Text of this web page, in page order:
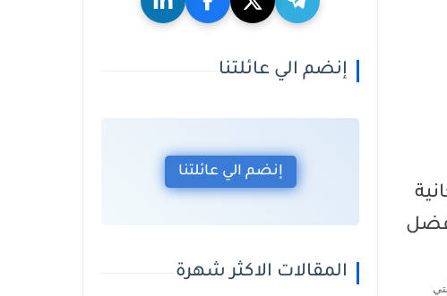
أفضل
في 2026 ،هي التي
إنضم الي عائلتنا
إنضم الي عائلتنا
المقالات الاكثر شهرة